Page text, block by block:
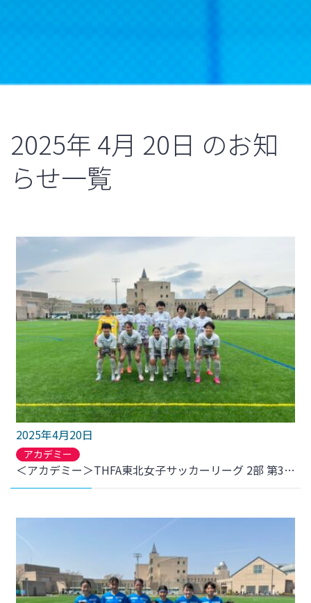
2025年 4月 20日 のお知
らせ一覧
2025年4月20日
アカデミー
＜アカデミー＞THFA東北女子サッカーリーグ 2部 第3節 ノースアジア大学明桜高校戦 結果のお知らせ